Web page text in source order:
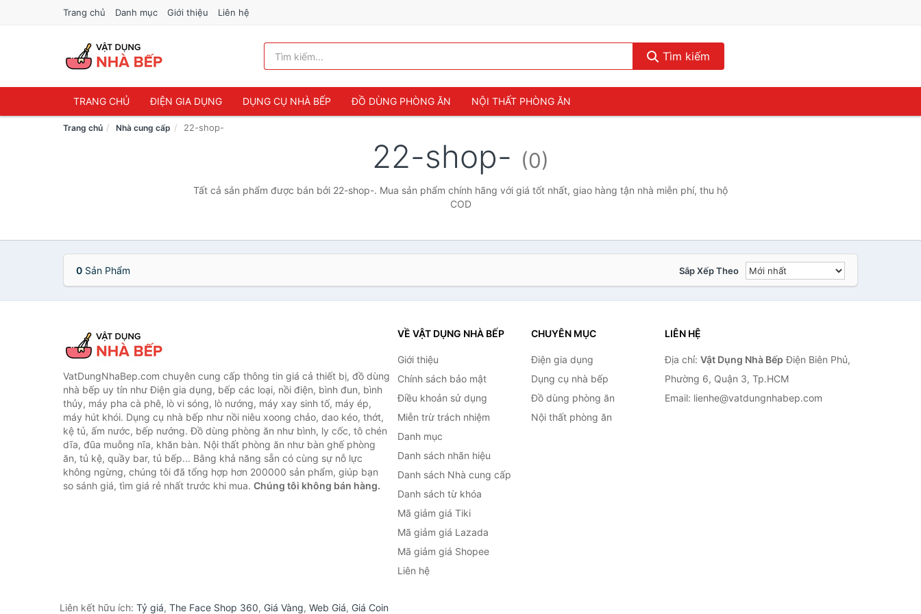
Trang chủ Danh mục Giới thiệu Liên hệ
Tìm kiếm
TRANG CHỦ ĐIỆN GIA DỤNG DỤNG CỤ NHÀ BẾP ĐỒ DÙNG PHÒNG ĂN NỘI THẤT PHÒNG ĂN
Trang chủ Nhà cung cấp 22-shop-
22-shop- (0)
Tất cả sản phẩm được bán bởi 22-shop-. Mua sản phẩm chính hãng với giá tốt nhất, giao hàng tận nhà miễn phí, thu hộ
COD
0 Sản Phẩm Sắp Xếp Theo
VatDungNhaBep.com chuyên cung cấp thông tin giá cả thiết bị, đồ dùng
nhà bếp uy tín như Điện gia dụng, bếp các loại, nồi điện, bình đun, bình
thủy, máy pha cà phê, lò vi sóng, lò nướng, máy xay sinh tố, máy ép,
máy hút khói. Dụng cụ nhà bếp như nồi niêu xoong chảo, dao kéo, thớt,
kệ tủ, ấm nước, bếp nướng. Đồ dùng phòng ăn như bình, ly cốc, tô chén
dĩa, đũa muỗng nĩa, khăn bàn. Nội thất phòng ăn như bàn ghế phòng
ăn, tủ kệ, quầy bar, tủ bếp... Bằng khả năng sẵn có cùng sự nỗ lực
không ngừng, chúng tôi đã tổng hợp hơn 200000 sản phẩm, giúp bạn
so sánh giá, tìm giá rẻ nhất trước khi mua. Chúng tôi không bán hàng.
VỀ VẬT DỤNG NHÀ BẾP
Giới thiệu
Chính sách bảo mật
Điều khoản sử dụng
Miễn trừ trách nhiệm
Danh mục
Danh sách nhãn hiệu
Danh sách Nhà cung cấp
Danh sách từ khóa
Mã giảm giá Tiki
Mã giảm giá Lazada
Mã giảm giá Shopee
Liên hệ
CHUYÊN MỤC
Điện gia dụng
Dụng cụ nhà bếp
Đồ dùng phòng ăn
Nội thất phòng ăn
LIÊN HỆ
Địa chỉ: Vật Dụng Nhà Bếp Điện Biên Phủ,
Phường 6, Quận 3, Tp.HCM
Email: lienhe@vatdungnhabep.com
Liên kết hữu ích: Tỷ giá, The Face Shop 360, Giá Vàng, Web Giá, Giá Coin